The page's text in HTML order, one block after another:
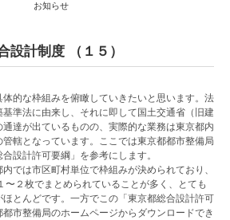
お知らせ
設計制度 （１５）
的な枠組みを俯瞰していきたいと思います。法
準法に由来し、それに即して国土交通省（旧建
達が出ているものの、実際的な業務は東京都内
轄となっています。ここでは東京都都市整備局
設計許可要綱」を参考にします。
では市区町村単位で枠組みが決められており、
〜２枚でまとめられていることが多く、とても
とんどです。一方でこの「東京都総合設計許可
市整備局のホームページからダウンロードでき